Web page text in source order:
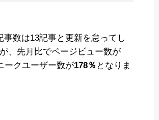
事数は13記事と更新を怠ってし
、先月比でページビュー数が
ークユーザー数が178％ となりま